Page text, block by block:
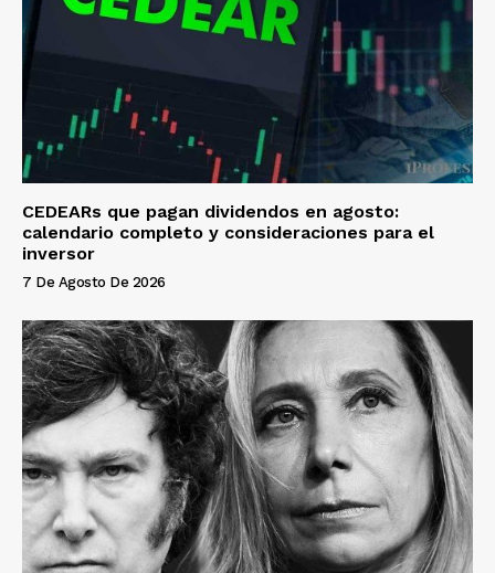
CEDEARs que pagan dividendos en agosto:
calendario completo y consideraciones para el
inversor
7 De Agosto De 2026